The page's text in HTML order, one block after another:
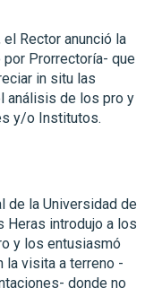
Rector anunció la
por Prorrectoría- que
in situ las
análisis de los pro y
y/o Institutos.
de la Universidad de
Heras introdujo a los
y los entusiasmó
la visita a terreno -
donde no